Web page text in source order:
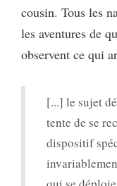
cousin. Tous les
les aventures de
observent ce qui
[...] le sujet
tente de se
dispositif